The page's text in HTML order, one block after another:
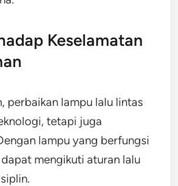
Keselamatan
perbaikan lampu lalu lintas
tetapi juga
lampu yang berfungsi
mengikuti aturan lalu